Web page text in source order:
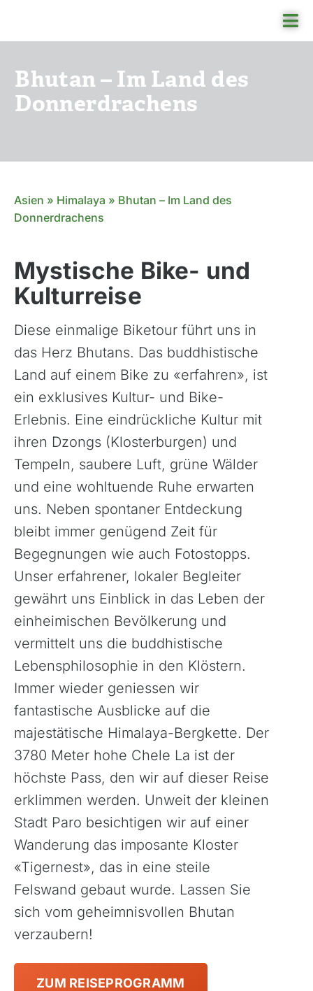
Bhutan – Im Land des
Donnerdrachens
Asien » Himalaya » Bhutan – Im Land des
Donnerdrachens
Mystische Bike- und
Kulturreise
Diese einmalige Biketour führt uns in
das Herz Bhutans. Das buddhistische
Land auf einem Bike zu «erfahren», ist
ein exklusives Kultur- und Bike-
Erlebnis. Eine eindrückliche Kultur mit
ihren Dzongs (Klosterburgen) und
Tempeln, saubere Luft, grüne Wälder
und eine wohltuende Ruhe erwarten
uns. Neben spontaner Entdeckung
bleibt immer genügend Zeit für
Begegnungen wie auch Fotostopps.
Unser erfahrener, lokaler Begleiter
gewährt uns Einblick in das Leben der
einheimischen Bevölkerung und
vermittelt uns die buddhistische
Lebensphilosophie in den Klöstern.
Immer wieder geniessen wir
fantastische Ausblicke auf die
majestätische Himalaya-Bergkette. Der
3780 Meter hohe Chele La ist der
höchste Pass, den wir auf dieser Reise
erklimmen werden. Unweit der kleinen
Stadt Paro besichtigen wir auf einer
Wanderung das imposante Kloster
«Tigernest», das in eine steile
Felswand gebaut wurde. Lassen Sie
sich vom geheimnisvollen Bhutan
verzaubern!
ZUM REISEPROGRAMM